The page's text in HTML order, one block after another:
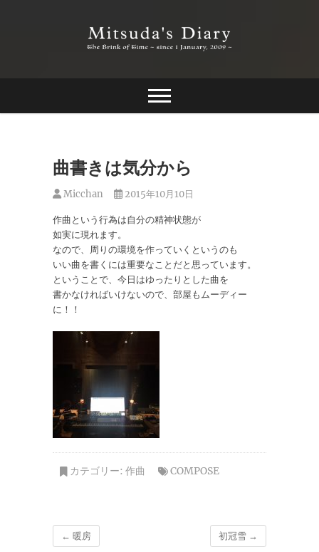
Mitsuda's Diary
曲書きは気分から
Micchan 2015年10月10日
作曲という行為は自分の精神状態が
如実に現れます。
なので、周りの環境を作っていくというのも
いい曲を書くには重要なことだと思っています。
ということで、今日はゆったりとした曲を
書かなければいけないので、部屋もムーディー
に！！
カテゴリー: 作曲 COMPOSE
← 暖房 初冠雪 →